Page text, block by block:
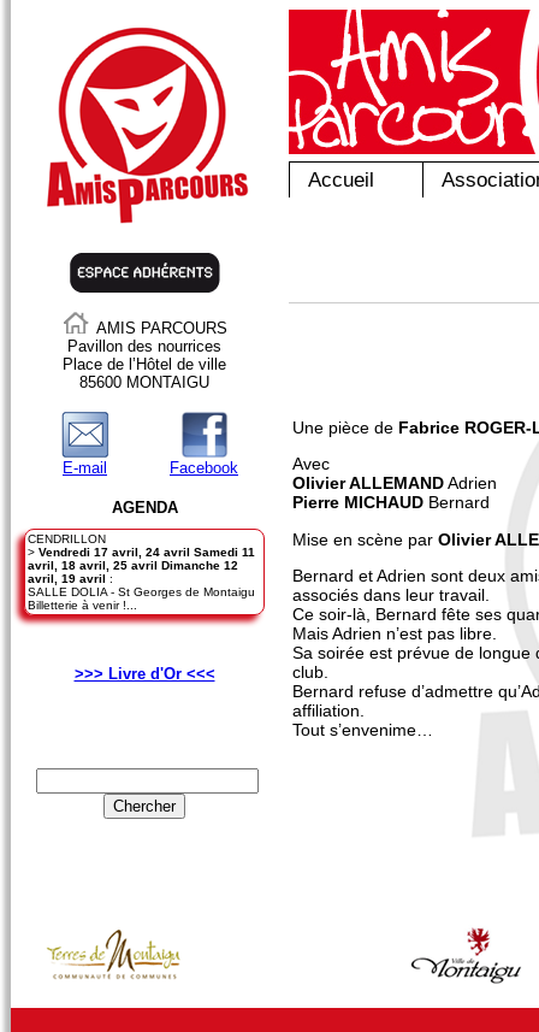
Accueil
Une pièce de Fabrice ROGER-
Avec
Olivier ALLEMANDAdrien
Pierre MICHAUD Bernard
Mise en scène par Olivier
Bernard et Adrien sont deux
associés dans leur travail.
Ce soir-là, Bernard fête ses
Mais Adrien n’est pas libre.
Sa soirée est prévue de longue
club.
Bernard refuse d’admettre
affiliation.
Tout s’envenime…
AMIS PARCOURS
Pavillon des nourrices
Place de l’Hôtel de ville
85600 MONTAIGU
E-mail Facebook
AGENDA
CENDRILLON
> Vendredi 17 avril, 24 avril Samedi 11
avril, 18 avril, 25 avril Dimanche 12
avril, 19 avril :
SALLE DOLIA - St Georges de Montaigu
Billetterie à venir !...
>>> Livre d'Or <<<